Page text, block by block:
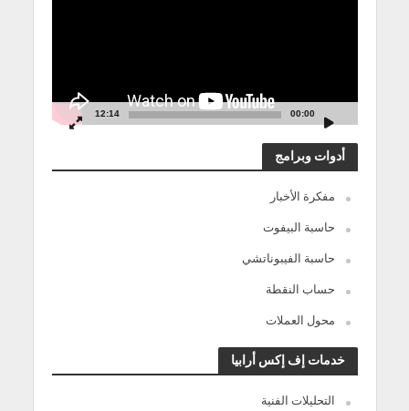
00:00
12:14
أدوات وبرامج
مفكرة الأخبار
حاسبة البيفوت
حاسبة الفيبوناتشي
حساب النقطة
محول العملات
خدمات إف إكس أرابيا
التحليلات الفنية